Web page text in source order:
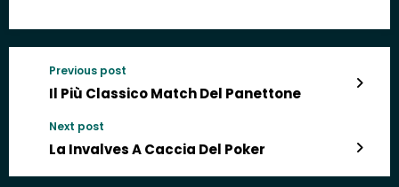
Previous post
Il Più Classico Match Del Panettone
Next post
La Invalves A Caccia Del Poker